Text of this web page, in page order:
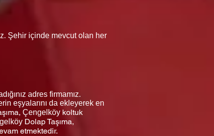
Şehir içinde mevcut olan her
adres firmamız.
eşyalarını da ekleyerek en
Çengelköy koltuk
Dolap Taşıma,
etmektedir.